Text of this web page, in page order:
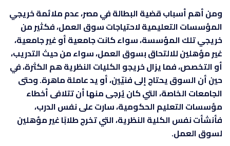
ومن أهم أسباب قضية البطالة في مصر، عدم ملائمة خريجي
المؤسسات التعليمية لاحتياجات سوق العمل، فكثير من
خريجي تلك المؤسسة، سواء كانت جامعية أو غير جامعية،
غير مؤهلين للالتحاق بسوق العمل، سواء من حيث التدريب،
أو التخصص، فما يزال خريجو الكليات النظرية هم الكثرة، في
حين أن السوق يحتاج إلى فنيّين، أو يد عاملة ماهرة. وحتى
الجامعات الخاصة، التي كان يُرجى منها أن تتلافى أخطاء
مؤسسات التعليم الحكومية، سارت على نفس الدرب،
فأنشأت نفس الكلية النظرية، التي تخرج طلابًا غير مؤهلين
لسوق العمل.